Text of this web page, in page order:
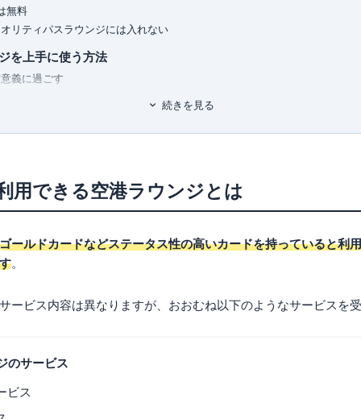
にて、使った人にしか分からな
ます。所有されているすべての
がら、おトクな使い方、おすすめ
すべて担当。ポイントのみなら
無料
リティパスラウンジには入れない
を上手に使う方法
義に過ごす
ら「JCBゴールドカード」
「楽天プレミアムカード」
続きを見る
用できる空港ラウンジとは
ゴールドカードなどステータス性の高いカードを持っていると利
。
ービス内容は異なりますが、おおむね以下のようなサービスを
のサービス
ビス